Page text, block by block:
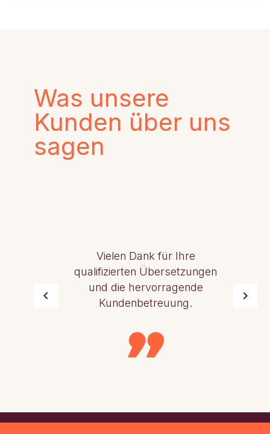
Was unsere
Kunden über uns
sagen
Vielen Dank für Ihre
qualifizierten Übersetzungen
und die hervorragende
Kundenbetreuung.